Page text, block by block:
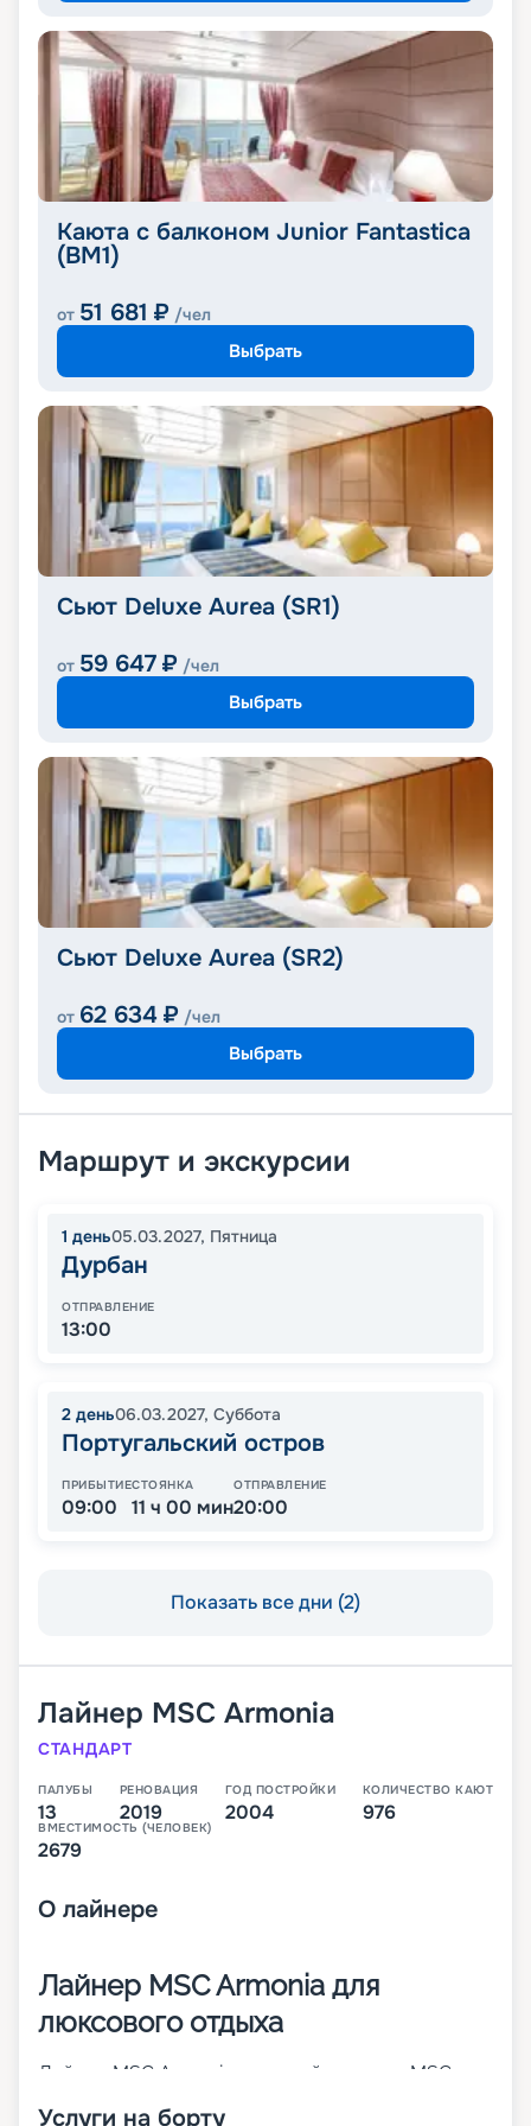
Каюта с балконом Junior Fantastica
(BM1)
от 51 681 ₽ /чел
Выбрать
Сьют Deluxe Aurea (SR1)
от 59 647 ₽ /чел
Выбрать
Сьют Deluxe Aurea (SR2)
от 62 634 ₽ /чел
Выбрать
Маршрут и экскурсии
1 день05.03.2027, Пятница
Дурбан
ОТПРАВЛЕНИЕ
13:00
2 день06.03.2027, Суббота
Португальский остров
ПРИБЫТИЕ
09:00
СТОЯНКА
11 ч 00 мин
ОТПРАВЛЕНИЕ
20:00
Показать все дни (2)
Лайнер MSC Armonia
СТАНДАРТ
ПАЛУБЫ
13
РЕНОВАЦИЯ
2019
ГОД ПОСТРОЙКИ
2004
КОЛИЧЕСТВО КАЮТ
976
ВМЕСТИМОСТЬ (ЧЕЛОВЕК)
2679
О лайнере
Лайнер MSC Armonia для
люксового отдыха
Лайнер MSC Armonia – первый в классе MSC
2014-м проведена его значительная
Услуги на борту